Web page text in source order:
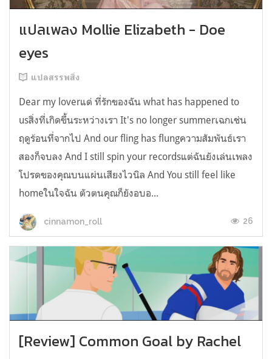
แปลเพลง Mollie Elizabeth - Doe
eyes
แปลสรรพสิ่ง
Dear my loverแด่ ที่รักของฉัน what has happened to
usสิ่งที่เกิดขึ้นระหว่างเรา It's no longer summerเฉกเช่น
ฤดูร้อนที่จากไป And our fling has flungความสัมพันธ์เรา
สองก็จบลง And I still spin your recordsแต่ฉันยังเล่นเพลง
โปรดของคุณบนแผ่นเสียงไวนิล And You still feel like
homeในใจฉัน ตัวตนคุณก็ยังอบอ...
cinnamon_roll 26
[Review] Common Goal by Rachel